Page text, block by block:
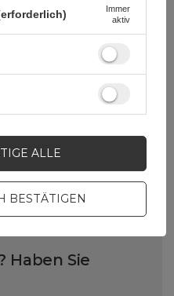
Klemmen
Haben Sie
Immer
aktiv
BESTÄTIGEN
ALLE